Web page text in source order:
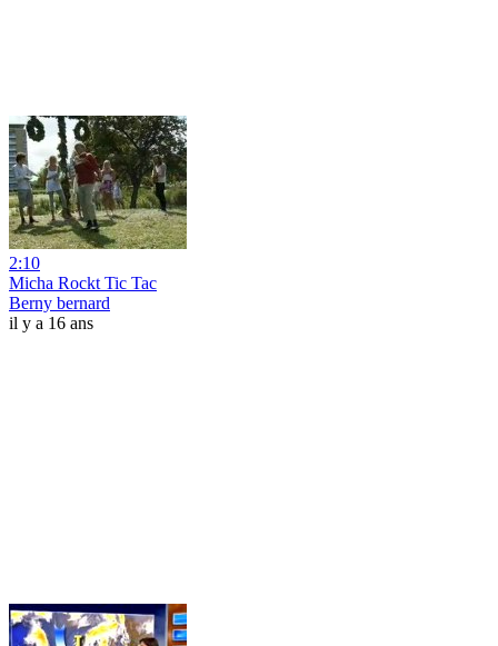
2:10
Micha Rockt Tic Tac
Berny bernard
il y a 16 ans